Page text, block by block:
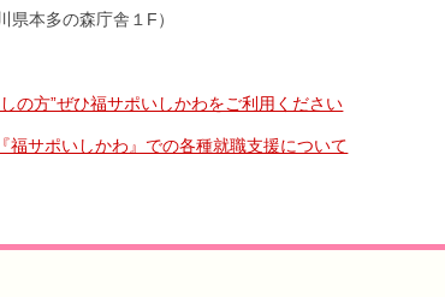
本多の森庁舎１F）
の方”ぜひ福サポいしかわをご利用ください
『福サポいしかわ』での各種就職支援について